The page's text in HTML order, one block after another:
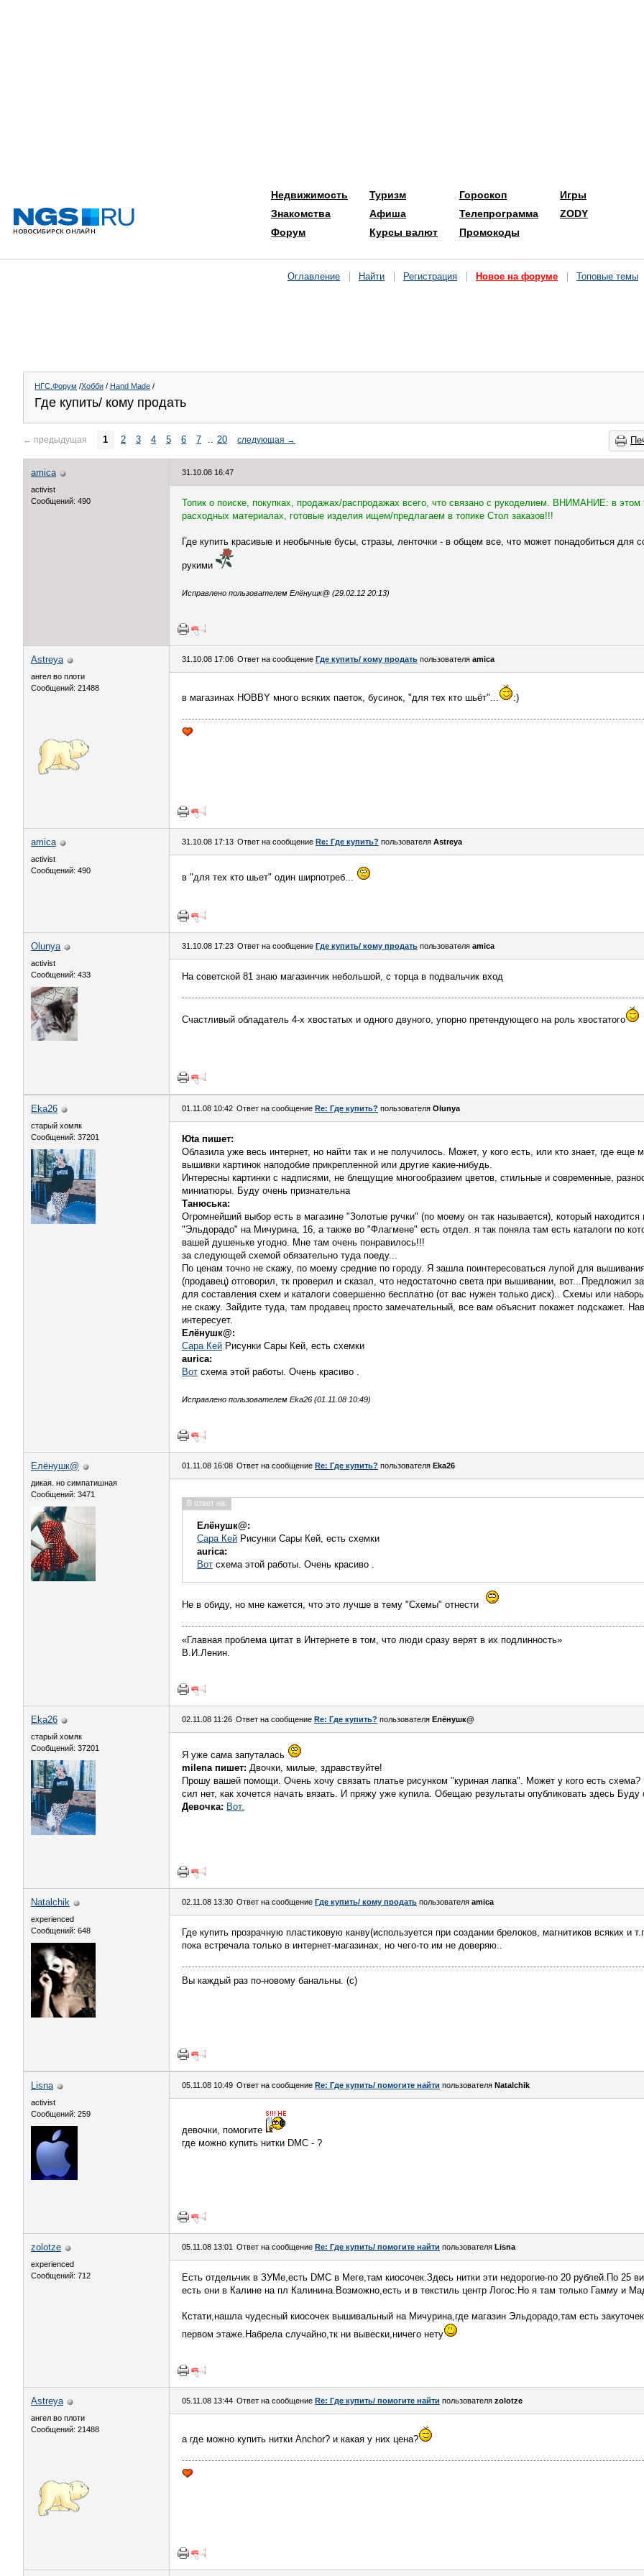
Недвижимость
Знакомства
Форум
Туризм
Афиша
Курсы валют
Гороскоп
Телепрограмма
Промокоды
Игры
ZODY
Оглавление Найти Регистрация Новое на форуме Топовые темы
НГС.Форум /Хобби / Hand Made /
Где купить/ кому продать
← предыдущая 1 2 3 4 5 6 7 .. 20 следующая →
amica
activist
Сообщений: 490
31.10.08 16:47
Топик о поиске, покупках, продажах/распродажах всего, что связано с рукоделием. ВНИМАНИЕ: в этом
расходных материалах, готовые изделия ищем/предлагаем в топике Стол заказов!!!
Где купить красивые и необычные бусы, стразы, ленточки - в общем все, что может понадобиться для
рукими
Исправлено пользователем Елёнушк@ (29.02.12 20:13)
Astreya
ангел во плоти
Сообщений: 21488
31.10.08 17:06 Ответ на сообщение Где купить/ кому продать пользователя amica
в магазинах HOBBY много всяких паеток, бусинок, "для тех кто шьёт"... :)
amica
activist
Сообщений: 490
31.10.08 17:13 Ответ на сообщение Re: Где купить? пользователя Astreya
в "для тех кто шьет" один ширпотреб...
Olunya
activist
Сообщений: 433
31.10.08 17:23 Ответ на сообщение Где купить/ кому продать пользователя amica
На советской 81 знаю магазинчик небольшой, с торца в подвальчик вход
Счастливый обладатель 4-х хвостатых и одного двуного, упорно претендующего на роль хвостатого
Eka26
старый хомяк
Сообщений: 37201
01.11.08 10:42 Ответ на сообщение Re: Где купить? пользователя Olunya
Юta пишет:
Облазила уже весь интернет, но найти так и не получилось. Может, у кого есть, или кто знает, где еще
вышивки картинок наподобие прикрепленной или другие какие-нибудь.
Интересны картинки с надписями, не блещущие многообразием цветов, стильные и современные,
миниатюры. Буду очень признательна
Танюська:
Огромнейший выбор есть в магазине "Золотые ручки" (по моему он так называется), который находится
"Эльдорадо" на Мичурина, 16, а также во "Флагмене" есть отдел. я так поняла там есть каталоги по
вашей душеньке угодно. Мне там очень понравилось!!!
за следующей схемой обязательно туда поеду...
По ценам точно не скажу, по моему средние по городу. Я зашла поинтересоваться лупой для
(продавец) отговорил, тк проверил и сказал, что недостаточно света при вышивании, вот...Предложил
для составления схем и каталоги совершенно бесплатно (от вас нужен только диск).. Схемы или
не скажу. Зайдите туда, там продавец просто замечательный, все вам объяснит покажет подскажет.
интересует.
Елёнушк@:
Сара Кей Рисунки Сары Кей, есть схемки
aurica:
Вот схема этой работы. Очень красиво .
Исправлено пользователем Eka26 (01.11.08 10:49)
Елёнушк@
дикая. но симпатишная
Сообщений: 3471
01.11.08 16:08 Ответ на сообщение Re: Где купить? пользователя Eka26
В ответ на:
Елёнушк@:
Сара Кей Рисунки Сары Кей, есть схемки
aurica:
Вот схема этой работы. Очень красиво .
Не в обиду, но мне кажется, что это лучше в тему "Схемы" отнести
«Главная проблема цитат в Интернете в том, что люди сразу верят в их подлинность»
В.И.Ленин.
Eka26
старый хомяк
Сообщений: 37201
02.11.08 11:26 Ответ на сообщение Re: Где купить? пользователя Елёнушк@
Я уже сама запуталась
milena пишет: Двочки, милые, здравствуйте!
Прошу вашей помощи. Очень хочу связать платье рисунком "куриная лапка". Может у кого есть
сил нет, как хочется начать вязать. И пряжу уже купила. Обещаю результаты опубликовать здесь Буду
Девочка: Вот.
Natalchik
experienced
Сообщений: 648
02.11.08 13:30 Ответ на сообщение Где купить/ кому продать пользователя amica
Где купить прозрачную пластиковую канву(используется при создании брелоков, магнитиков всяких и
пока встречала только в интернет-магазинах, но чего-то им не доверяю..
Вы каждый раз по-новому банальны. (с)
Lisna
activist
Сообщений: 259
05.11.08 10:49 Ответ на сообщение Re: Где купить/ помогите найти пользователя Natalchik
девочки, помогите
где можно купить нитки DMC - ?
zolotze
experienced
Сообщений: 712
05.11.08 13:01 Ответ на сообщение Re: Где купить/ помогите найти пользователя Lisna
Есть отдельчик в ЗУМе,есть DMC в Меге,там киосочек.Здесь нитки эти недорогие-по 20 рублей.По 25
есть они в Калине на пл Калинина.Возможно,есть и в текстиль центр Логос.Но я там только Гамму и
Кстати,нашла чудесный киосочек вышивальный на Мичурина,где магазин Эльдорадо,там есть
первом этаже.Набрела случайно,тк ни вывески,ничего нету
Astreya
ангел во плоти
Сообщений: 21488
05.11.08 13:44 Ответ на сообщение Re: Где купить/ помогите найти пользователя zolotze
а где можно купить нитки Anchor? и какая у них цена?